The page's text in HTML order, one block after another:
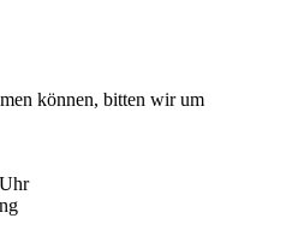
können, bitten wir um